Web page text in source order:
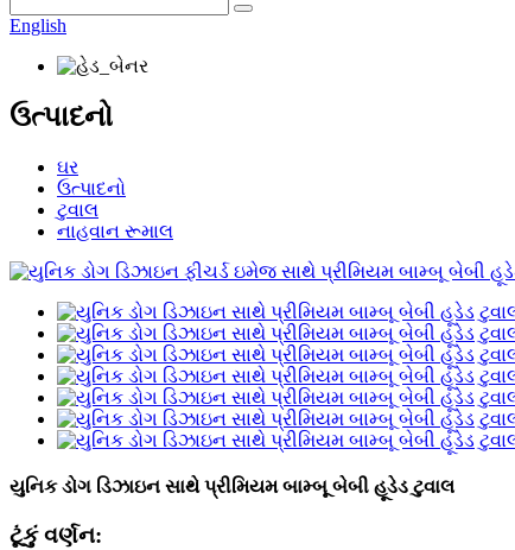
English
ઉત્પાદનો
ઘર
ઉત્પાદનો
ટુવાલ
નાહવાન રૂમાલ
યુનિક ડોગ ડિઝાઇન સાથે પ્રીમિયમ બામ્બૂ બેબી હૂડેડ ટુવાલ
ટૂંકું વર્ણન: